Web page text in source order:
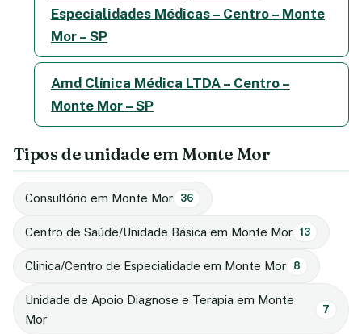
Especialidades Médicas – Centro – Monte
Mor – SP
Amd Clínica Médica LTDA – Centro –
Monte Mor – SP
Tipos de unidade em Monte Mor
Consultório em Monte Mor 36
Centro de Saúde/Unidade Básica em Monte Mor 13
Clinica/Centro de Especialidade em Monte Mor 8
Unidade de Apoio Diagnose e Terapia em Monte
Mor
7